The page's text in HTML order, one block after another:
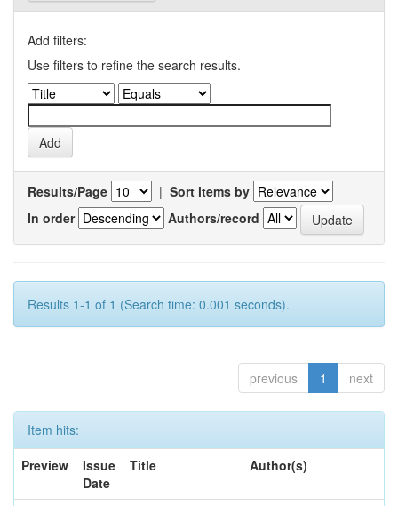
Add filters:
Use filters to refine the search results.
Results/Page | Sort items by
In order
Authors/record
Results 1-1 of 1 (Search time: 0.001 seconds).
previous 1 next
Item hits:
Preview
Issue
Date
Title Author(s)